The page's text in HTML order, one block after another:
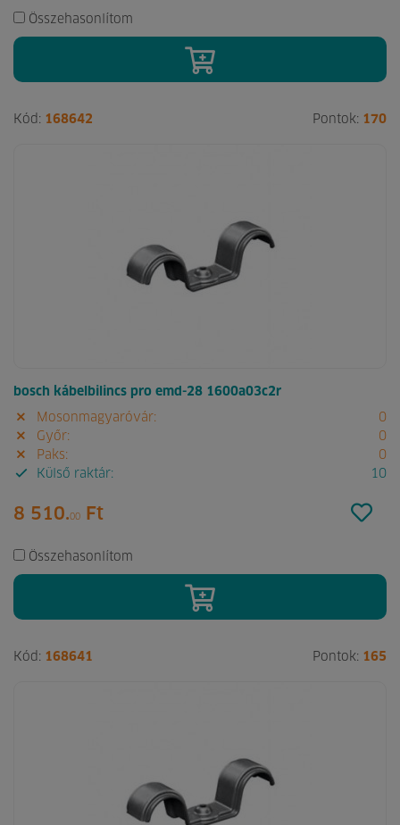
Összehasonlítom
Kód: 168642 Pontok: 170
bosch kábelbilincs pro emd-28 1600a03c2r
Mosonmagyaróvár:
0
Győr:
0
Paks:
0
Külső raktár:
10
8 510.00 Ft
Összehasonlítom
Kód: 168641 Pontok: 165